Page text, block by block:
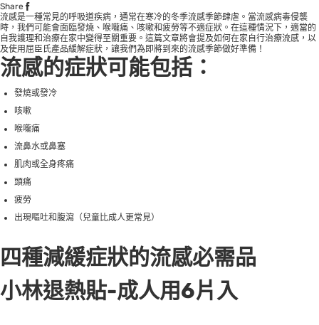
Share
流感是一種常見的呼吸道疾病，通常在寒冷的冬季流感季節肆虐。當流感病毒侵襲
時，我們可能會面臨發燒、喉嚨痛、咳嗽和疲勞等不適症狀。在這種情況下，適當的
自我護理和治療在家中變得至關重要。這篇文章將會提及如何在家自行治療流感，以
及使用屈臣氏產品緩解症狀，讓我們為即將到來的流感季節做好準備！
流感的症狀可能包括：
發燒或發冷
咳嗽
喉嚨痛
流鼻水或鼻塞
肌肉或全身疼痛
頭痛
疲勞
出現嘔吐和腹瀉（兒童比成人更常見）
四種減緩症狀的流感必需品
小林退熱貼-成人用6片入